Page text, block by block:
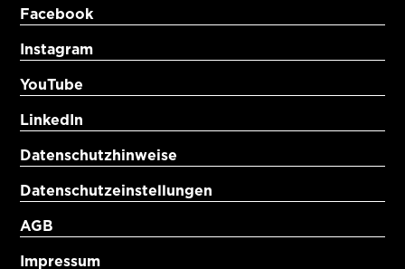
Facebook
Instagram
YouTube
LinkedIn
Datenschutzhinweise
Datenschutzeinstellungen
AGB
Impressum